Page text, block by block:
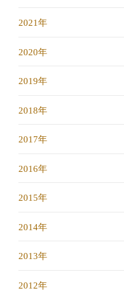
2021年
2020年
2019年
2018年
2017年
2016年
2015年
2014年
2013年
2012年